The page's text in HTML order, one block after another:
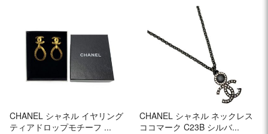
CHANEL シャネル イヤリング
ティアドロップモチーフ ...
CHANEL シャネル ネックレス
ココマーク C23B シルバ...